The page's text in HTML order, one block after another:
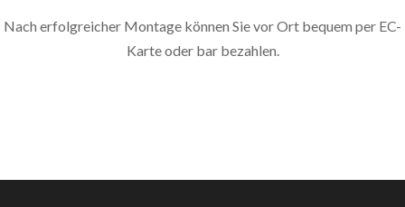
Nach erfolgreicher Montage können Sie vor Ort bequem per EC-
Karte oder bar bezahlen.